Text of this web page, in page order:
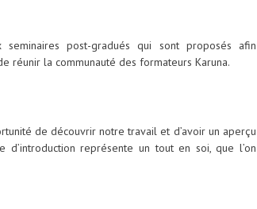
post-gradués qui sont proposés afin
réunir la communauté des formateurs Karuna.
de découvrir notre travail et d’avoir un aperçu
représente un tout en soi, que l’on